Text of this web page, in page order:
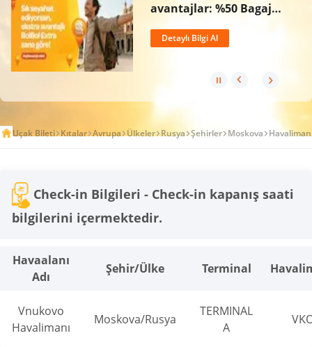
avantajlar: %50 Bagaj
Hakkı ve 2 Kat BolPuan!
Detaylı Bilgi Al
Uçak Bileti Kıtalar Avrupa Ülkeler Rusya Şehirler Moskova
Check-in Bilgileri - Check-in kapanış saati
bilgilerini içermektedir.
Havaalanı
Adı
Şehir/Ülke Terminal
Vnukovo
Havalimanı
Moskova/Rusya
TERMINAL
A